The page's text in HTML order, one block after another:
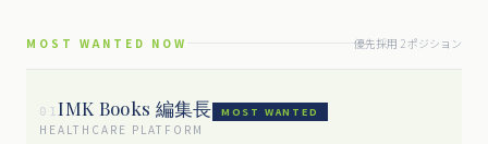
MOST WANTED NOW 優先採用 2ポジション
01IMK Books 編集長 MOST WANTED
HEALTHCARE PLATFORM